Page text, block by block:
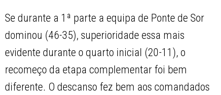
Se durante a 1ª parte a equipa de Ponte de Sor
dominou (46-35), superioridade essa mais
evidente durante o quarto inicial (20-11), o
recomeço da etapa complementar foi bem
diferente. O descanso fez bem aos comandados